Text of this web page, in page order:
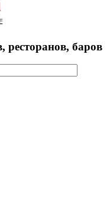
ресторанов, баров